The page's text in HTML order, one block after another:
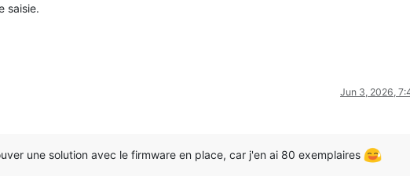
saisie.
Jun 3, 2026,
une solution avec le firmware en place, car j'en ai 80 exemplaires